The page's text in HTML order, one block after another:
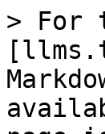
> For